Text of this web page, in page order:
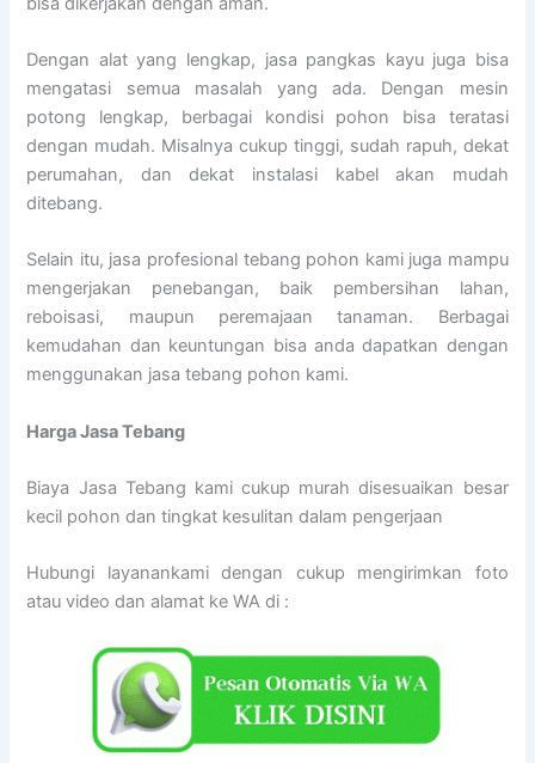
Dengan alat yang lengkap, jasa pangkas kayu juga bisa
mengatasi semua masalah yang ada. Dengan mesin
potong lengkap, berbagai kondisi pohon bisa teratasi
dengan mudah. Misalnya cukup tinggi, sudah rapuh, dekat
perumahan, dan dekat instalasi kabel akan mudah
ditebang.
Selain itu, jasa profesional tebang pohon kami juga mampu
mengerjakan penebangan, baik pembersihan lahan,
reboisasi, maupun peremajaan tanaman. Berbagai
kemudahan dan keuntungan bisa anda dapatkan dengan
menggunakan jasa tebang pohon kami.
Harga Jasa Tebang
Biaya Jasa Tebang kami cukup murah disesuaikan besar
kecil pohon dan tingkat kesulitan dalam pengerjaan
Hubungi layanankami dengan cukup mengirimkan foto
atau video dan alamat ke WA di :